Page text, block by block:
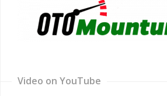
Video on YouTube